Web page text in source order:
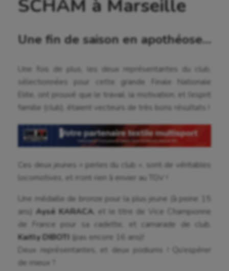
SCHAM à Marseille
Une fin de saison en apothéose…
Une fois de plus, les deux représentantes du club,
sélectionnées pour cette grande Finale Nationale
Elite, ont prouvé que le travail, la motivation, et l’esprit
famille (club), étaient vecteurs de très bons résultats !
Ces deux jeunes « perles du club », sont de véritables
locomotives, et n’ont rien à envier au TGV !
Une médaille de bronze pour la plus jeune (à peine 15
ans) Aysé KARACA, et le titre de Vice Championne
de France pour sa cadette, et camarade de club,
Kaitly DIBOTI (pas encore 16 ans)!
Deux représentantes, et deux podiums ! Qu’espérer
de mieux ?